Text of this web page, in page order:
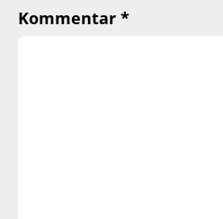
Kommentar *